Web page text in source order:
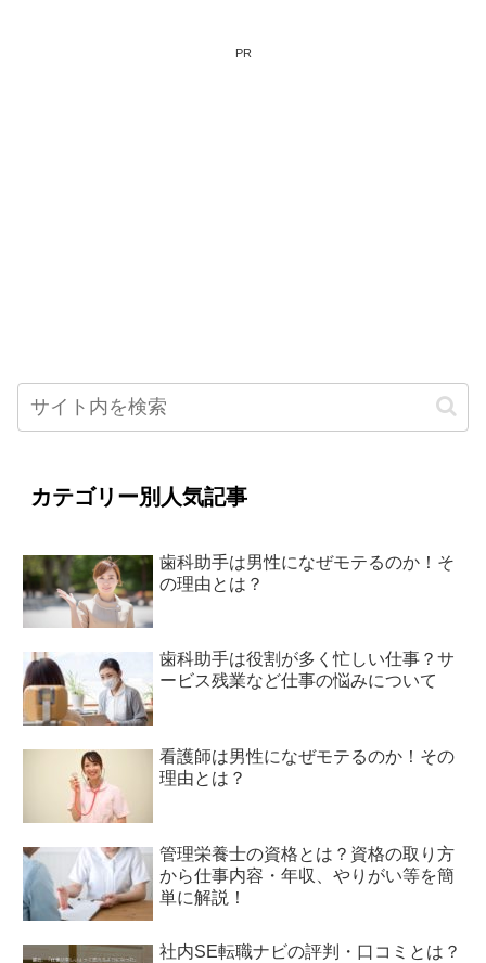
PR
カテゴリー別人気記事
歯科助手は男性になぜモテるのか！そ
の理由とは？
歯科助手は役割が多く忙しい仕事？サ
ービス残業など仕事の悩みについて
看護師は男性になぜモテるのか！その
理由とは？
管理栄養士の資格とは？資格の取り方
から仕事内容・年収、やりがい等を簡
単に解説！
社内SE転職ナビの評判・口コミとは？